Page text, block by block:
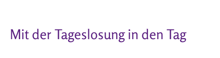
Mit der Tageslosung in den Tag